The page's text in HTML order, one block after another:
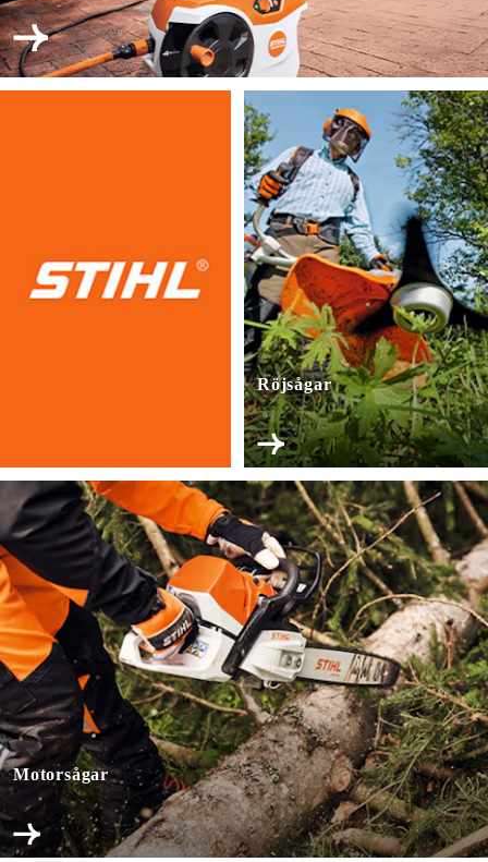
Varumärken
Artiklar & Guider
Röj­sågar
Motorsågar